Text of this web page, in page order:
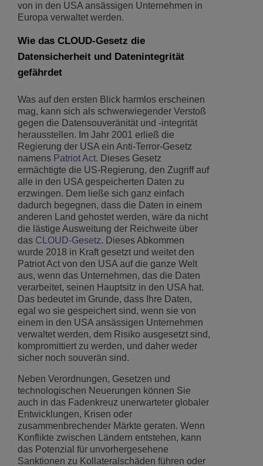
von in den USA ansässigen Unternehmen in
Europa verwaltet werden.
Wie das CLOUD-Gesetz die
Datensicherheit und Datenintegrität
gefährdet
Was auf den ersten Blick harmlos erscheinen
mag, kann sich als schwerwiegender Verstoß
gegen die Datensouveränität und -integrität
herausstellen. Im Jahr 2001 erließ die
Regierung der USA ein Anti-Terror-Gesetz
namens Patriot Act. Dieses Gesetz
ermächtigte die US-Regierung, den Zugriff auf
alle in den USA gespeicherten Daten zu
erzwingen. Dem ließe sich ganz einfach
dadurch begegnen, dass die Daten in einem
anderen Land gehostet werden, wäre da nicht
die lästige Ausweitung der Reichweite über
das CLOUD-Gesetz. Dieses Abkommen
wurde 2018 in Kraft gesetzt und weitet den
Patriot Act von den USA auf die ganze Welt
aus, wenn das Unternehmen, das die Daten
verarbeitet, seinen Hauptsitz in den USA hat.
Das bedeutet im Grunde, dass Ihre Daten,
egal wo sie gespeichert sind, wenn sie von
einem in den USA ansässigen Unternehmen
verwaltet werden, dem Risiko ausgesetzt sind,
kompromittiert zu werden, und daher weder
sicher noch souverän sind.
Neben Verordnungen, Gesetzen und
technologischen Neuerungen können Sie
auch in das Fadenkreuz unerwarteter globaler
Entwicklungen, Krisen oder
zusammenbrechender Märkte geraten. Wenn
Konflikte zwischen Ländern entstehen, kann
das Potenzial für unvorhergesehene
Sanktionen zu Kollateralschäden führen oder